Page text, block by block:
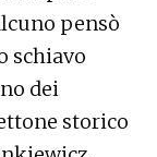
pensò
schiavo
dei
storico